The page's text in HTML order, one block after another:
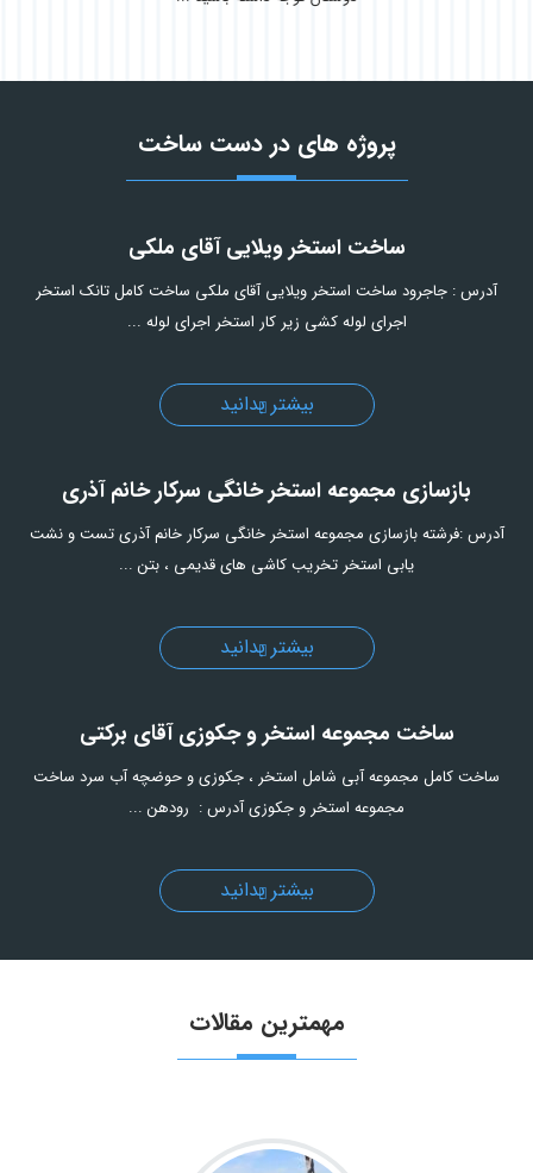
پروژه های در دست ساخت
ساخت استخر ویلایی آقای ملکی
آدرس : جاجرود ساخت استخر ویلایی آقای ملکی ساخت کامل تانک استخر
اجرای لوله کشی زیر کار استخر اجرای لوله ...
بیشتر بدانید
بازسازی مجموعه استخر خانگی سرکار خانم آذری
آدرس :فرشته بازسازی مجموعه استخر خانگی سرکار خانم آذری تست و نشت
یابی استخر تخریب کاشی های قدیمی ، بتن ...
بیشتر بدانید
ساخت مجموعه استخر و جکوزی آقای برکتی
ساخت کامل مجموعه آبی شامل استخر ، جکوزی و حوضچه آب سرد ساخت
مجموعه استخر و جکوزی آدرس : رودهن ...
بیشتر بدانید
مهمترین مقالات